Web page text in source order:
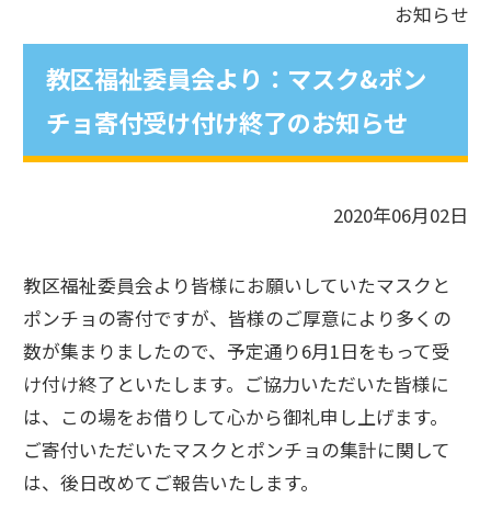
お知らせ
教区福祉委員会より：マスク&ポン
チョ寄付受け付け終了のお知らせ
2020年06月02日
教区福祉委員会より皆様にお願いしていたマスクと
ポンチョの寄付ですが、皆様のご厚意により多くの
数が集まりましたので、予定通り6月1日をもって受
け付け終了といたします。ご協力いただいた皆様に
は、この場をお借りして心から御礼申し上げます。
ご寄付いただいたマスクとポンチョの集計に関して
は、後日改めてご報告いたします。